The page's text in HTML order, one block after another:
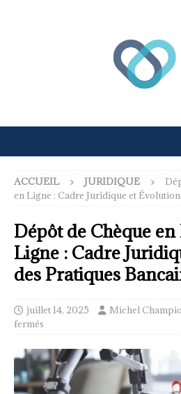
ACCUEIL JURIDIQUE
en Ligne : Cadre Juridique et
Dépôt de Chèque
Ligne : Cadre
des Pratiques
juillet 14, 2025 Michel
fermés